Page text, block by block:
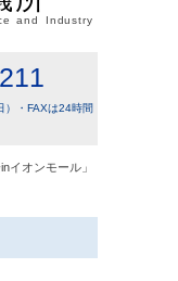
and Industry
）・FAXは24時間
イオンモール」